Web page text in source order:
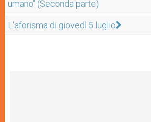
umano" (Seconda parte)
L'aforisma di giovedì 5 luglio